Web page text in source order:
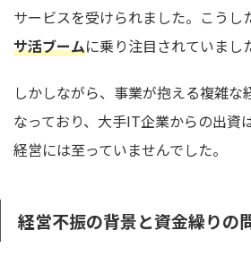
サービスを受けられました。こうし
サ活ブームに乗り注目されていまし
しかしながら、事業が抱える複雑な
なっており、大手IT企業からの出資
経営には至っていませんでした。
経営不振の背景と資金繰りの